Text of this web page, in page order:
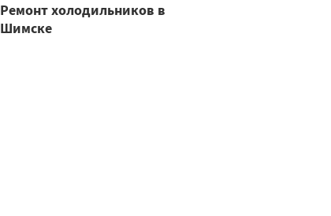
Ремонт холодильников в
Шимске